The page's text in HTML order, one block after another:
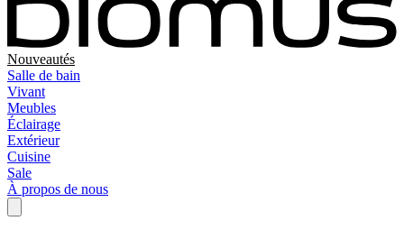
Nouveautés
Salle de bain
Vivant
Meubles
Éclairage
Extérieur
Cuisine
Sale
À propos de nous